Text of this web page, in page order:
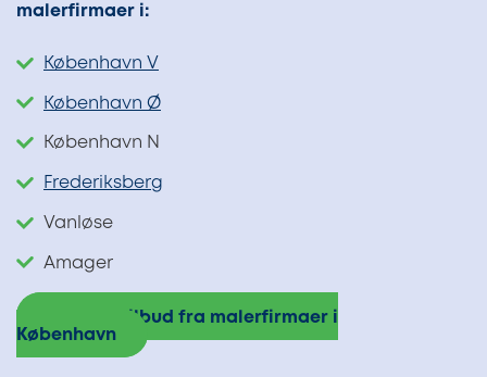
malerfirmaer i:
København V
København Ø
København N
Frederiksberg
Vanløse
Amager
Indhent tilbud fra malerfirmaer i
København